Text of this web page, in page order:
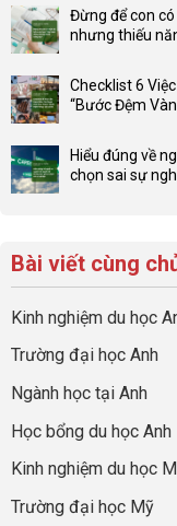
Lợi
thế
sức
mạnh
network
gia
đình
sự
nghiệp
bình
luận
Đầu
tư
sớm:
Chiến
hiệu
quả
của
cha
thông
Đừng để con
nhưng thiếu
bình
luận
Đừng
để
hồ
sơ
du
học
“Dày
hoạt
động
nhưng
thiếu
năng
lực”
Checklist 6
“Bước Đệm
bình
luận
Việc
Biến
Đoạn
Visa
“Bước
Vàng”
Cất
Cánh
Hiểu đúng về
chọn sai sự
luận
ở
Hiểu
đúng
nghề
và
ngành:
quyết
không
giờ
Bài viết cùng
Kinh nghiệm du học
Trường đại học Anh
Ngành học tại Anh
Học bổng du học Anh
Kinh nghiệm du học
Trường đại học Mỹ